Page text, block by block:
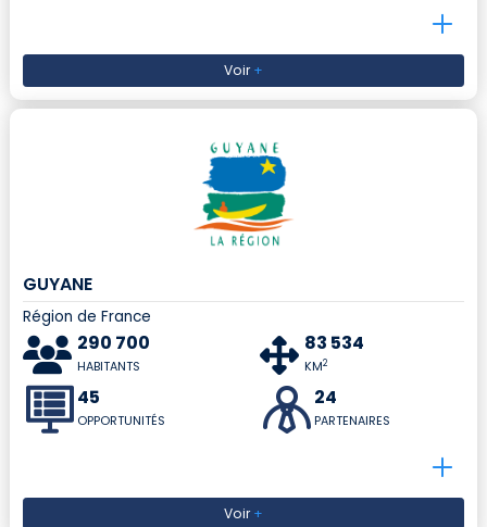
Voir+
GUYANE
Région de France
290 700
HABITANTS
83 534
KM2
45
OPPORTUNITÉS
24
PARTENAIRES
Voir+